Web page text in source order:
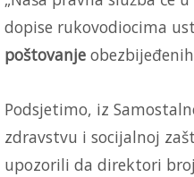
dopise rukovodiocima
poštovanje
Podsjetimo, iz
zdravstvu i socijalnoj
upozorili da direktori